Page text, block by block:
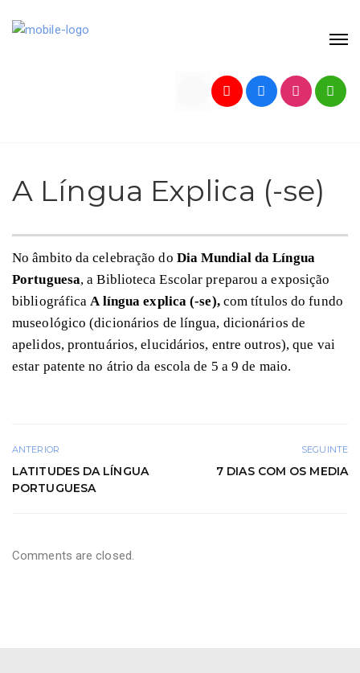
A Língua Explica (-se)
No âmbito da celebração do Dia Mundial da Língua
Portuguesa, a Biblioteca Escolar preparou a exposição
bibliográfica A língua explica (-se), com títulos do fundo
museológico (dicionários de língua, dicionários de
apelidos, prontuários, elucidários, entre outros), que vai
estar patente no átrio da escola de 5 a 9 de maio.
ANTERIOR
LATITUDES DA LÍNGUA
PORTUGUESA
SEGUINTE
7 DIAS COM OS MEDIA
Comments are closed.